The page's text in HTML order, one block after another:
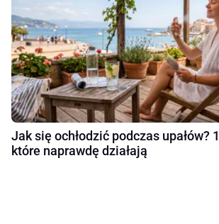
Jak się ochłodzić podczas upałów?
które naprawdę działają